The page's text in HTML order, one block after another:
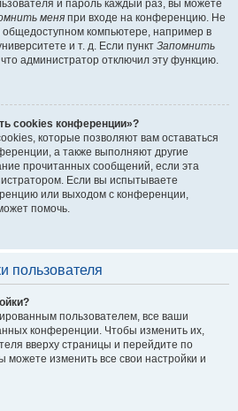
и пароль каждый раз, вы можете
меня при входе на конференцию. Не
общедоступном компьютере, например в
и т. д. Если пункт Запомнить
что администратор отключил эту функцию.
cookies конференции»?
которые позволяют вам оставаться
а также выполняют другие
прочитанных сообщений, если эта
Если вы испытываете
или выходом с конференции,
помочь.
пользователя
пользователем, все ваши
конференции. Чтобы изменить их,
вверху страницы и перейдите по
можете изменить все свои настройки и